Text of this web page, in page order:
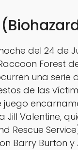
del 24 de
Forest
una serie
de las
Valentine,
Rescue
Barry Burton y